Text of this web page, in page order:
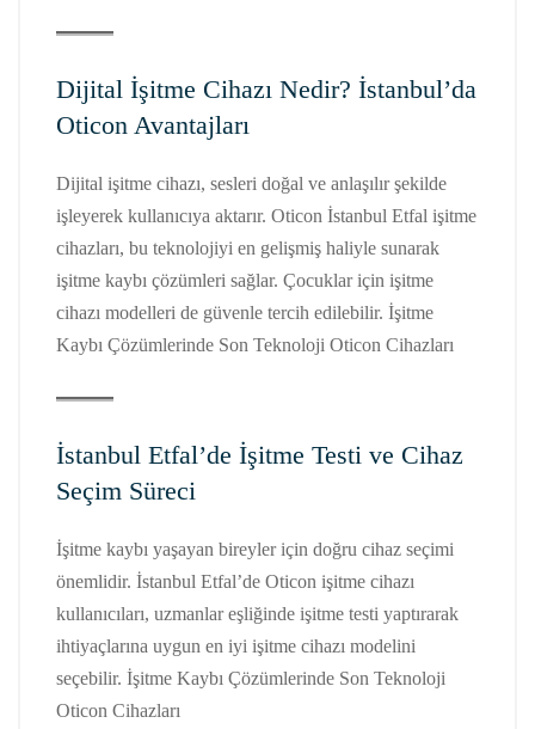
Dijital İşitme Cihazı Nedir? İstanbul’da
Oticon Avantajları
Dijital işitme cihazı, sesleri doğal ve anlaşılır şekilde
işleyerek kullanıcıya aktarır. Oticon İstanbul Etfal işitme
cihazları, bu teknolojiyi en gelişmiş haliyle sunarak
işitme kaybı çözümleri sağlar. Çocuklar için işitme
cihazı modelleri de güvenle tercih edilebilir. İşitme
Kaybı Çözümlerinde Son Teknoloji Oticon Cihazları
İstanbul Etfal’de İşitme Testi ve Cihaz
Seçim Süreci
İşitme kaybı yaşayan bireyler için doğru cihaz seçimi
önemlidir. İstanbul Etfal’de Oticon işitme cihazı
kullanıcıları, uzmanlar eşliğinde işitme testi yaptırarak
ihtiyaçlarına uygun en iyi işitme cihazı modelini
seçebilir. İşitme Kaybı Çözümlerinde Son Teknoloji
Oticon Cihazları